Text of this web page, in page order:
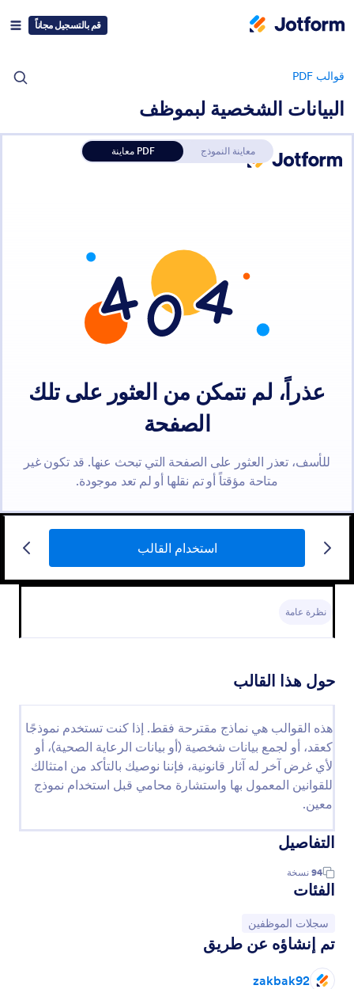
قم بالتسجيل مجاناً
قوالب PDF
البيانات الشخصية لبموظف
معاينة PDF معاينة النموذج
استخدام القالب
نظرة عامة
حول هذا القالب
هذه القوالب هي نماذج مقترحة فقط. إذا كنت تستخدم نموذجًا
كعقد، أو لجمع بيانات شخصية (أو بيانات الرعاية الصحية)، أو
لأي غرض آخر له آثار قانونية، فإننا نوصيك بالتأكد من امتثالك
للقوانين المعمول بها واستشارة محامي قبل استخدام نموذج
معين.
التفاصيل
94 نسخة
الفئات
انتقل إلى الفئة:
سجلات الموظفين
تم إنشاؤه عن طريق
zakbak92